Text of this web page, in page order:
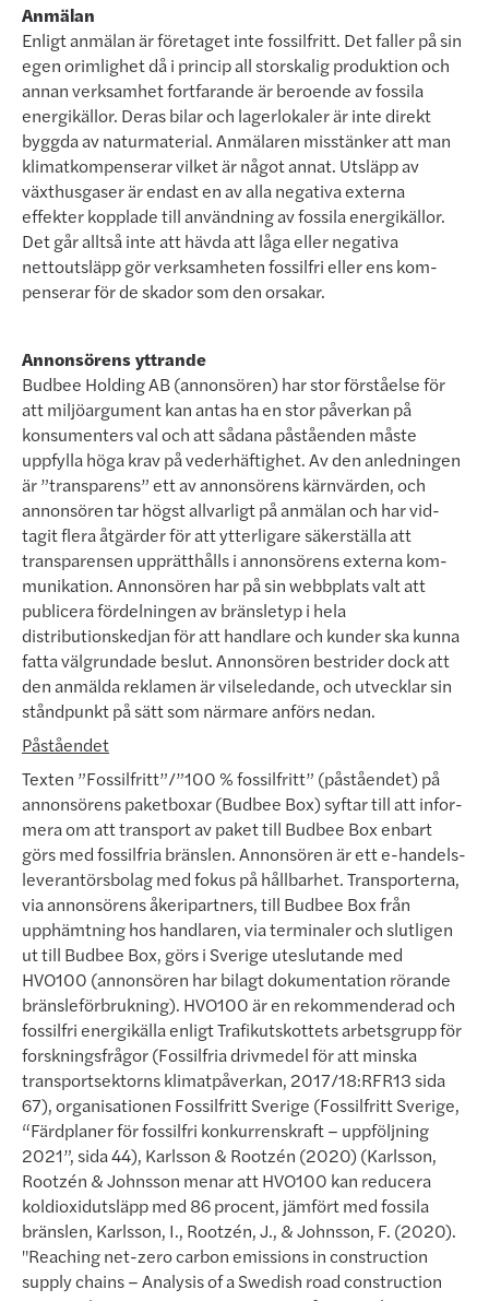
Anmälan
Enligt anmälan är företaget inte fossilfritt. Det faller på sin
egen orimlighet då i princip all storskalig produktion och
annan verksamhet fortfarande är beroende av fossila
energikällor. Deras bilar och lagerlokaler är inte direkt
byggda av naturmaterial. Anmälaren misstänker att man
klimatkompenserar vilket är något annat. Ut­släpp av
växthusgaser är endast en av alla negativa externa
effekter kopplade till användning av fossila energi­­källor.
Det går alltså inte att hävda att låga eller negativa
nettoutsläpp gör verksamheten fossilfri eller ens kom­
penserar för de skador som den orsakar.
Annonsörens yttrande
Budbee Holding AB (annonsören) har stor förståelse för
att miljöargument kan antas ha en stor påverkan på
konsumenters val och att sådana påståenden måste
uppfylla höga krav på vederhäftighet. Av den anledning­en
är ”transparens” ett av annonsörens kärnvärden, och
annonsören tar högst allvarligt på anmälan och har vid­
tagit flera åtgärder för att ytterligare säkerställa att
transpa­rensen upprätthålls i annonsörens externa kom­
munika­tion. Annonsören har på sin webbplats valt att
publicera fördelningen av bränsletyp i hela
distributionskedjan för att handlare och kunder ska kunna
fatta välgrundade beslut. Annonsören bestrider dock att
den anmälda rekla­men är vilseledande, och utvecklar sin
stånd­punkt på sätt som närmare anförs nedan.
Påståendet
Texten ”Fossilfritt”/”100 % fossilfritt” (påståendet) på
annonsörens paketboxar (Budbee Box) syftar till att infor­
mera om att transport av paket till Budbee Box enbart
görs med fossilfria bränslen. Annonsören är ett e-hand­els­­
leverantör­sbolag med fokus på hållbarhet. Transporterna,
via annonsörens åkeripartners, till Budbee Box från
upphämtning hos handlaren, via terminaler och slutligen
ut till Budbee Box, görs i Sverige uteslutande med
HVO100 (annonsören har bilagt dokumentation rörande
bränsleförbrukning). HVO100 är en rekommenderad och
fossilfri energikälla enligt Trafikutskottets arbetsgrupp för
forsk­ningsfrågor (Fossilfria drivmedel för att min­ska
transportsektorns klimatpåverkan, 2017/18:RFR13 sida
67), organisationen Fossilfritt Sverige (Fossilfritt Sverige,
“Färdplaner för fossilfri konkurrenskraft – uppföljning
2021”, sida 44), Karlsson & Rootzén (2020) (Karlsson,
Rootzén & Johnsson menar att HVO100 kan reducera
koldioxidutsläpp med 86 procent, jämfört med fossila
bränslen, Karlsson, I., Rootzén, J., & Johnsson, F. (2020).
"Reaching net-zero carbon emissions in con­struction
supply chains – Analysis of a Swedish road construction